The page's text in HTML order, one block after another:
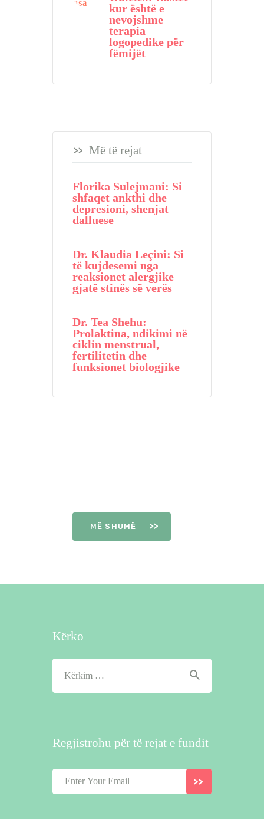
kur është e
nevojshme
terapia
logopedike për
fëmijët
Më të rejat
Florika Sulejmani: Si
shfaqet ankthi dhe
depresioni, shenjat
dalluese
Dr. Klaudia Leçini: Si
të kujdesemi nga
reaksionet alergjike
gjatë stinës së verës
Dr. Tea Shehu:
Prolaktina, ndikimi në
ciklin menstrual,
fertilitetin dhe
funksionet biologjike
MË SHUMË
Kërko
për:
Regjistrohu për të rejat e fundit